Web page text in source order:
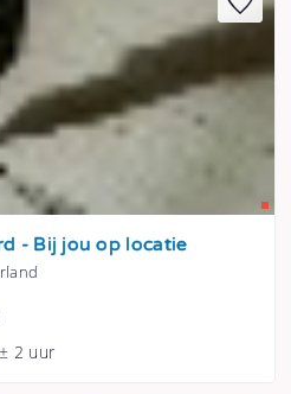
- Bij jou op locatie
± 2 uur